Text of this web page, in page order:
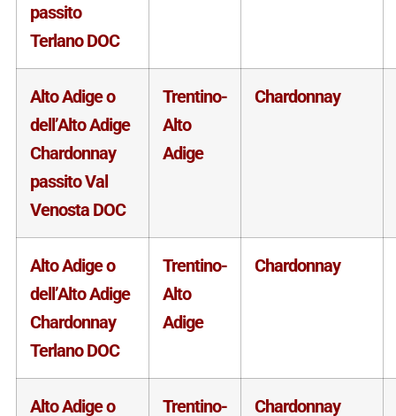
passito
Terlano DOC
Alto Adige o
dell’Alto Adige
Chardonnay
passito Val
Venosta DOC
Trentino-
Alto
Adige
Chardonnay
Alto Adige o
dell’Alto Adige
Chardonnay
Terlano DOC
Trentino-
Alto
Adige
Chardonnay
Alto Adige o
Trentino-
Chardonnay